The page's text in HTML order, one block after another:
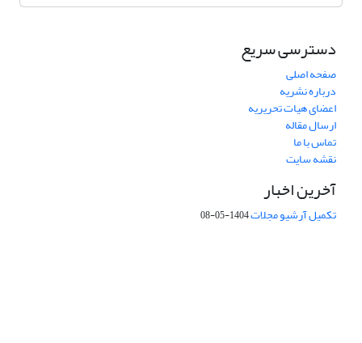
دسترسی سریع
صفحه اصلی
درباره نشریه
اعضای هیات تحریریه
ارسال مقاله
تماس با ما
نقشه سایت
آخرین اخبار
تکمیل آرشیو مجلات1404-05-08